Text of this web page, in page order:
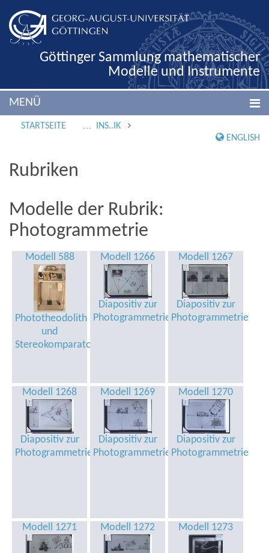
Göttinger Sammlung mathematischer
Modelle und Instrumente
MENÜ
STARTSEITE
INS..IK
ENGLISH
Rubriken
Modelle der Rubrik:
Photogrammetrie
Modell 588
Phototheodolith
und
Stereokomparator
Modell 1266
Diapositiv zur
Photogrammetrie
Modell 1267
Diapositiv zur
Photogrammetrie
Modell 1268
Diapositiv zur
Photogrammetrie
Modell 1269
Diapositiv zur
Photogrammetrie
Modell 1270
Diapositiv zur
Photogrammetrie
Modell 1271 Modell 1272 Modell 1273